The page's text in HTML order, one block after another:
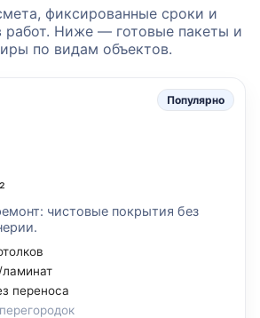
фиксированные сроки и
работ. Ниже — готовые пакеты и
по видам объектов.
Популярно
чистовые покрытия без
ламинат
переноса